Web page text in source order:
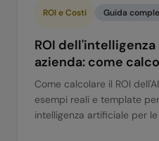
ROI e Costi Guida
ROI
azienda: come
Come calcolare il ROI
esempi reali e template
intelligenza artificiale per le